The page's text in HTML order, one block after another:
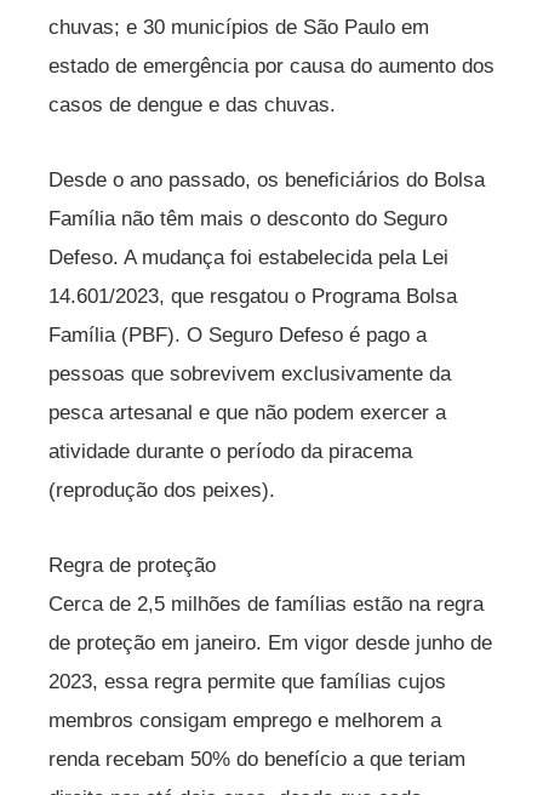
chuvas; e 30 municípios de São Paulo em
estado de emergência por causa do aumento dos
casos de dengue e das chuvas.
Desde o ano passado, os beneficiários do Bolsa
Família não têm mais o desconto do Seguro
Defeso. A mudança foi estabelecida pela Lei
14.601/2023, que resgatou o Programa Bolsa
Família (PBF). O Seguro Defeso é pago a
pessoas que sobrevivem exclusivamente da
pesca artesanal e que não podem exercer a
atividade durante o período da piracema
(reprodução dos peixes).
Regra de proteção
Cerca de 2,5 milhões de famílias estão na regra
de proteção em janeiro. Em vigor desde junho de
2023, essa regra permite que famílias cujos
membros consigam emprego e melhorem a
renda recebam 50% do benefício a que teriam